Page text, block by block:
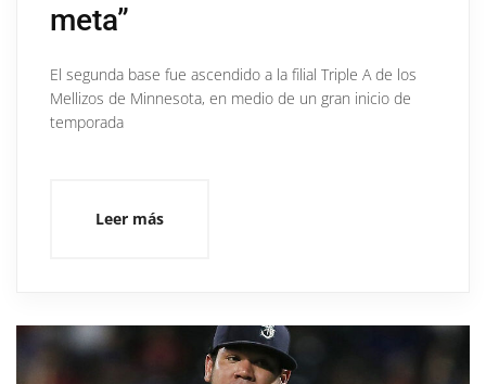
meta”
El segunda base fue ascendido a la filial Triple A de los
Mellizos de Minnesota, en medio de un gran inicio de
temporada
Leer más